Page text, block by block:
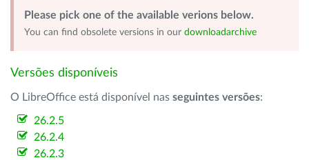
Please pick one of the available verions below.
You can find obsolete versions in our downloadarchive
Versões disponíveis
O LibreOffice está disponível nas seguintes versões:
26.2.5
26.2.4
26.2.3